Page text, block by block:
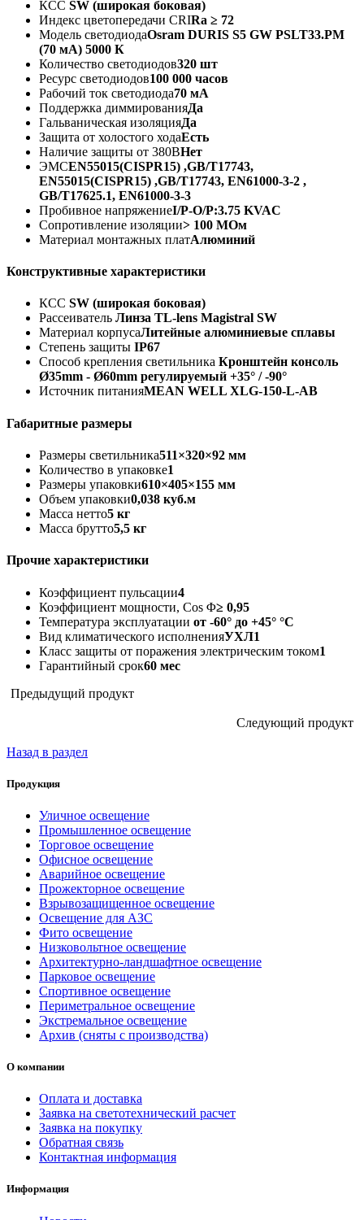
КСС SW (широкая боковая)
Индекс цветопередачи CRIRa ≥ 72
Модель светодиодаOsram DURIS S5 GW PSLT33.PM
(70 мА) 5000 К
Количество светодиодов320 шт
Ресурс светодиодов100 000 часов
Рабочий ток светодиода70 мА
Поддержка диммированияДа
Гальваническая изоляцияДа
Защита от холостого ходаЕсть
Наличие защиты от 380ВНет
ЭМСEN55015(CISPR15) ,GB/T17743,
EN55015(CISPR15) ,GB/T17743, EN61000-3-2 ,
GB/T17625.1, EN61000-3-3
Пробивное напряжениеI/P-O/P:3.75 KVAC
Сопротивление изоляции> 100 МОм
Материал монтажных платАлюминий
Конструктивные характеристики
КСС SW (широкая боковая)
Рассеиватель Линза TL-lens Magistral SW
Материал корпусаЛитейные алюминиевые сплавы
Степень защиты IP67
Способ крепления светильника Кронштейн консоль
Ø35mm - Ø60mm регулируемый +35° / -90°
Источник питанияMEAN WELL XLG-150-L-AB
Габаритные размеры
Размеры светильника511×320×92 мм
Количество в упаковке1
Размеры упаковки610×405×155 мм
Объем упаковки0,038 куб.м
Масса нетто5 кг
Масса брутто5,5 кг
Прочие характеристики
Коэффициент пульсации4
Коэффициент мощности, Cos Φ≥ 0,95
Температура эксплуатации от -60° до +45° °C
Вид климатического исполненияУХЛ1
Класс защиты от поражения электрическим током1
Гарантийный срок60 мес
Предыдущий продукт
Следующий продукт
Назад в раздел
Продукция
Уличное освещение
Промышленное освещение
Торговое освещение
Офисное освещение
Аварийное освещение
Прожекторное освещение
Взрывозащищенное освещение
Освещение для АЗС
Фито освещение
Низковольтное освещение
Архитектурно-ландшафтное освещение
Парковое освещение
Спортивное освещение
Периметральное освещение
Экстремальное освещение
Архив (сняты с производства)
О компании
Оплата и доставка
Заявка на светотехнический расчет
Заявка на покупку
Обратная связь
Контактная информация
Информация